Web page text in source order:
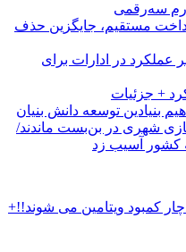
مستقیم، جایگزین حذف
عملکرد در ادارات برای
+ جزئیات
بنیادین توسعه دانش بنیان
شهری در بن‌بست ماندند/
کمبود ویتامین می شوند!!+